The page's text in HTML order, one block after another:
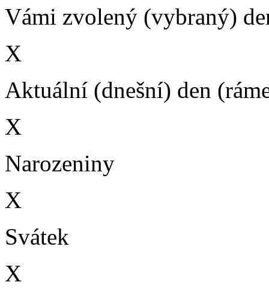
Vámi zvolený (vybraný)
X
Aktuální (dnešní) den
X
Narozeniny
X
Svátek
X